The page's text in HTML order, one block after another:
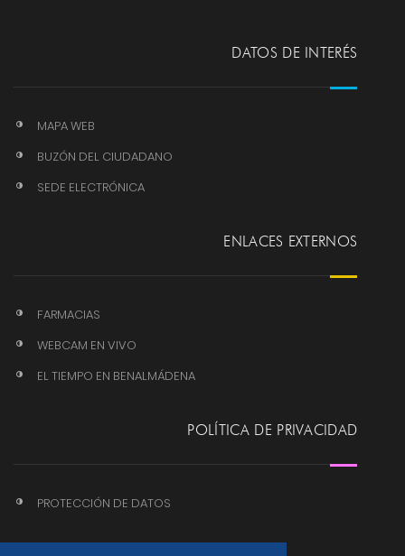
DATOS DE INTERÉS
MAPA WEB
BUZÓN DEL CIUDADANO
SEDE ELECTRÓNICA
ENLACES EXTERNOS
FARMACIAS
WEBCAM EN VIVO
EL TIEMPO EN BENALMÁDENA
POLÍTICA DE PRIVACIDAD
PROTECCIÓN DE DATOS